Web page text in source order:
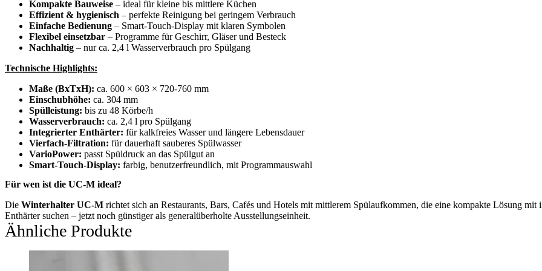
Kompakte Bauweise – ideal für kleine bis mittlere Küchen
Effizient & hygienisch – perfekte Reinigung bei geringem Verbrauch
Einfache Bedienung – Smart-Touch-Display mit klaren Symbolen
Flexibel einsetzbar – Programme für Geschirr, Gläser und Besteck
Nachhaltig – nur ca. 2,4 l Wasserverbrauch pro Spülgang
Technische Highlights:
Maße (BxTxH): ca. 600 × 603 × 720-760 mm
Einschubhöhe: ca. 304 mm
Spülleistung: bis zu 48 Körbe/h
Wasserverbrauch: ca. 2,4 l pro Spülgang
Integrierter Enthärter: für kalkfreies Wasser und längere Lebensdauer
Vierfach-Filtration: für dauerhaft sauberes Spülwasser
VarioPower: passt Spüldruck an das Spülgut an
Smart-Touch-Display: farbig, benutzerfreundlich, mit Programmauswahl
Für wen ist die UC-M ideal?
Die Winterhalter UC-M richtet sich an Restaurants, Bars, Cafés und Hotels mit mittlerem Spülaufkommen, die eine kompakte Lösung mit
Enthärter suchen – jetzt noch günstiger als generalüberholte Ausstellungseinheit.
Ähnliche Produkte